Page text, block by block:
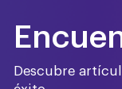
Descubre